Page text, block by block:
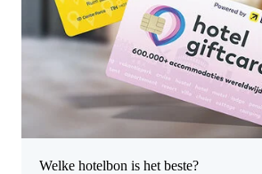
Welke hotelbon is het beste?